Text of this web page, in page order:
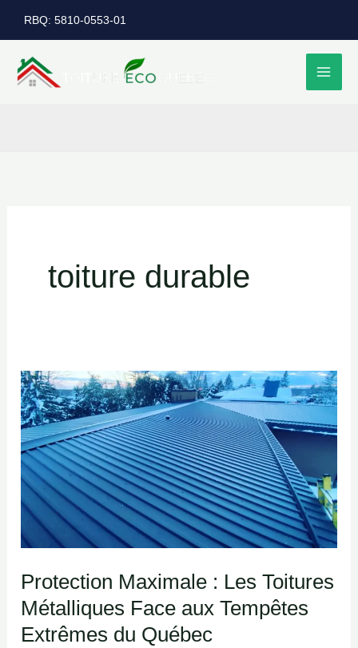
au
contenu
RBQ: 5810-0553-01
toiture durable
Protection Maximale : Les Toitures
Métalliques Face aux Tempêtes
Extrêmes du Québec
Protection
Maximale
:
Les
Toitures
Métalliques
Face
Tempêtes
Extrêmes
du